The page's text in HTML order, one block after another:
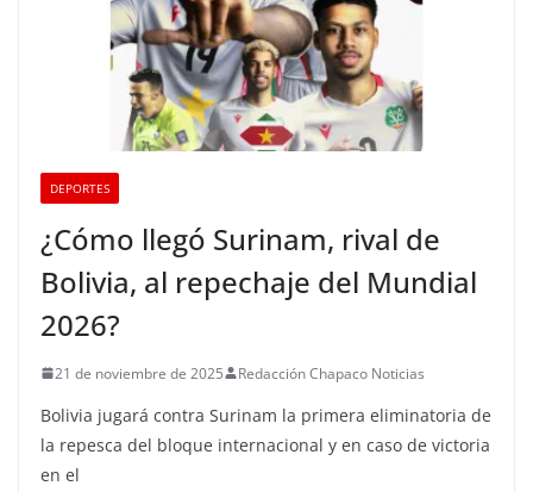
DEPORTES
¿Cómo llegó Surinam, rival de
Bolivia, al repechaje del Mundial
2026?
21 de noviembre de 2025 Redacción Chapaco Noticias
Bolivia jugará contra Surinam la primera eliminatoria de
la repesca del bloque internacional y en caso de victoria
en el